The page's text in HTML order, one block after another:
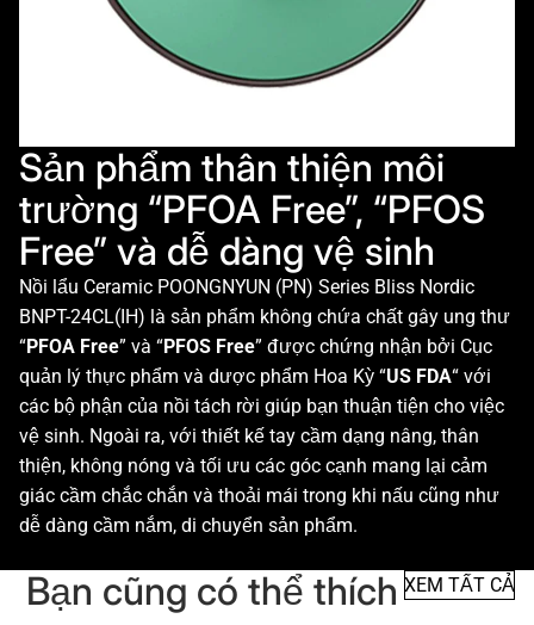
Sản phẩm thân thiện môi
trường “PFOA Free”, “PFOS
Free” và dễ dàng vệ sinh
Nồi lẩu Ceramic POONGNYUN (PN) Series Bliss Nordic
BNPT-24CL(IH) là sản phẩm không chứa chất gây ung thư
“PFOA Free” và “PFOS Free” được chứng nhận bởi Cục
quản lý thực phẩm và dược phẩm Hoa Kỳ “US FDA“ với
các bộ phận của nồi tách rời giúp bạn thuận tiện cho việc
vệ sinh. Ngoài ra, với thiết kế tay cầm dạng nâng, thân
thiện, không nóng và tối ưu các góc cạnh mang lại cảm
giác cầm chắc chắn và thoải mái trong khi nấu cũng như
dễ dàng cầm nắm, di chuyển sản phẩm.
Bạn cũng có thể thích XEM TẤT CẢ